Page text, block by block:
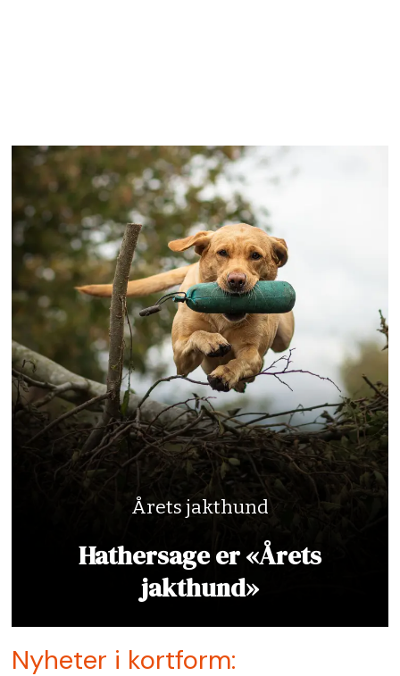
Årets jakthund
Hathersage er «Årets
jakthund»
Nyheter i kortform: